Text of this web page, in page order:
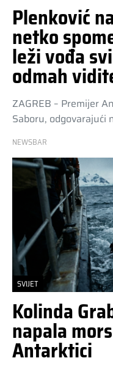
Plenković
netko
leži vođa
odmah
ZAGREB – Premijer
Saboru, odgovarajući
NEWSBAR
SVIJET
Kolinda
napala
Antarktici